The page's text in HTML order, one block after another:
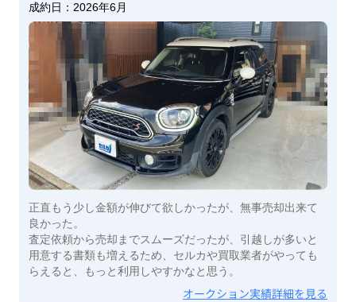
成約日： 2026年6月
正直もう少し金額が伸びて欲しかったが、無事売却出来て
良かった。
査定依頼から売却までスムーズだったが、引越しが多いと
用意する書類も増えるため、セルカや買取業者がやっても
らえると、もっと利用しやすかなと思う。
オークション実績詳細を見る